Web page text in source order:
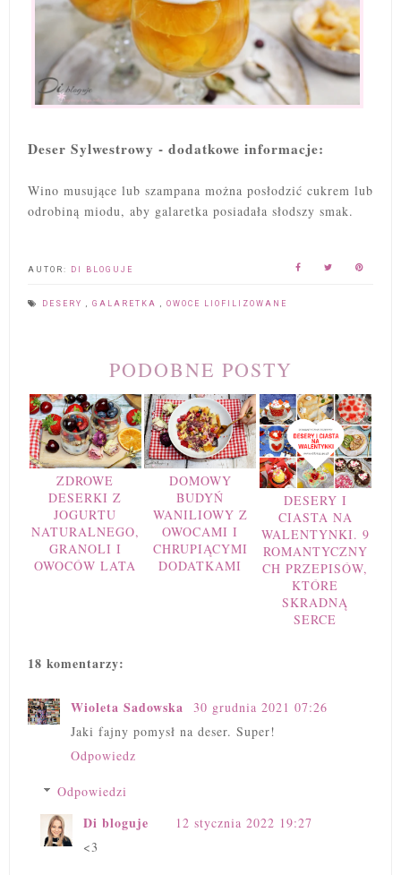
Deser Sylwestrowy - dodatkowe informacje:
Wino musujące lub szampana można posłodzić cukrem lub
odrobiną miodu, aby galaretka posiadała słodszy smak.
AUTOR: DI BLOGUJE
DESERY , GALARETKA , OWOCE LIOFILIZOWANE
PODOBNE POSTY
ZDROWE
DESERKI Z
JOGURTU
NATURALNEGO,
GRANOLI I
OWOCÓW LATA
DOMOWY
BUDYŃ
WANILIOWY Z
OWOCAMI I
CHRUPIĄCYMI
DODATKAMI
DESERY I
CIASTA NA
WALENTYNKI. 9
ROMANTYCZNY
CH PRZEPISÓW,
KTÓRE
SKRADNĄ
SERCE
18 komentarzy:
Wioleta Sadowska
30 grudnia 2021 07:26
Jaki fajny pomysł na deser. Super!
Odpowiedz
Odpowiedzi
Di bloguje
12 stycznia 2022 19:27
<3